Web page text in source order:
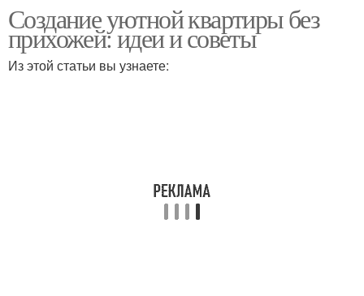
Создание уютной квартиры без
прихожей: идеи и советы
Из этой статьи вы узнаете: